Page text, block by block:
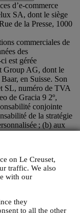
on Le Creuset,
traffic. We also
with our
they
to all the other
d’e-commerce
SA, dont le siège
de la Presse, 1000
commerciales de
des
est gérée
Group AG, dont le
en Suisse. Son
SL, numéro de TVA
de Gracia 9 2º,
conjointe
de la stratégie
; (b) aux
des initiatives
concernant vos droits
?
:
LÉGALES.